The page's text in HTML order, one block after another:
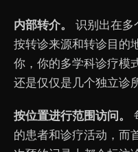
内部转介。
识别出在多
按转诊来源和转诊目的
你，你的多学科诊疗模
还是仅仅是几个独立诊
按位置进行范围访问。
的患者和诊疗活动，而